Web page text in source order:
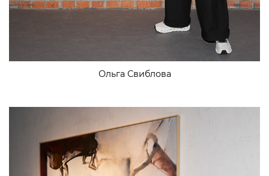
Ольга Свиблова